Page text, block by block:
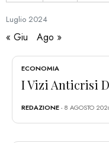
Luglio 2024
« Giu Ago »
ECONOMIA
I Vizi Anticrisi
REDAZIONE- 8 AGOSTO